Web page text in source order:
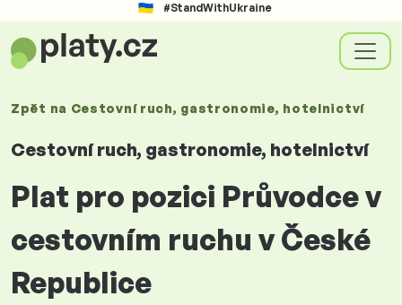
#StandWithUkraine
Zpět na Cestovní ruch, gastronomie, hotelnictví
Cestovní ruch, gastronomie, hotelnictví
Plat pro pozici Průvodce v
cestovním ruchu v České
Republice